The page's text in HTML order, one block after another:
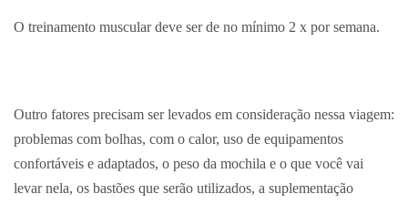
O treinamento muscular deve ser de no mínimo 2 x por semana.
Outro fatores precisam ser levados em consideração nessa viagem:
problemas com bolhas, com o calor, uso de equipamentos
confortáveis e adaptados, o peso da mochila e o que você vai
levar nela, os bastões que serão utilizados, a suplementação